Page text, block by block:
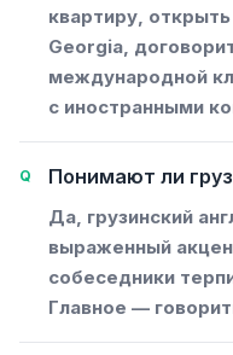
квартиру,
Georgia,
международной
с иностранными
Понимают ли
Да, грузинский
выраженный
собеседники
Главное —